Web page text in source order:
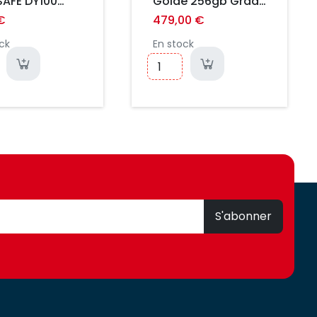
A
479,00 €
En stock
S'abonner